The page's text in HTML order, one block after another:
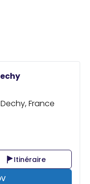
France
Itinéraire